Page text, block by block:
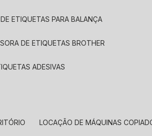
ETIQUETAS PARA BALANÇA
DE ETIQUETAS BROTHER
ADESIVAS
LOCAÇÃO DE MÁQUINAS